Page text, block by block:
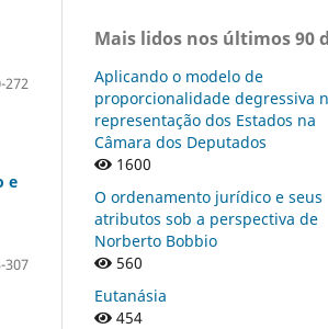
272
e
307
Mais lidos nos últimos 90
Aplicando o modelo de
proporcionalidade degressiva
representação dos Estados na
Câmara dos Deputados
1600
O ordenamento jurídico e seus
atributos sob a perspectiva de
Norberto Bobbio
560
Eutanásia
454